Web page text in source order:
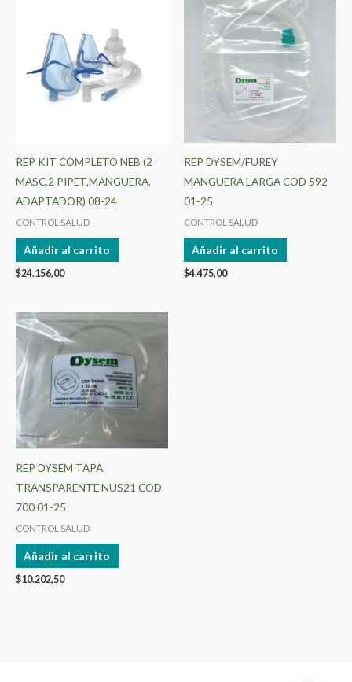
REP KIT COMPLETO NEB (2
MASC,2 PIPET,MANGUERA,
ADAPTADOR) 08-24
CONTROL SALUD
Añadir al carrito
$24.156,00
REP DYSEM/FUREY
MANGUERA LARGA COD 592
01-25
CONTROL SALUD
Añadir al carrito
$4.475,00
REP DYSEM TAPA
TRANSPARENTE NUS21 COD
700 01-25
CONTROL SALUD
Añadir al carrito
$10.202,50